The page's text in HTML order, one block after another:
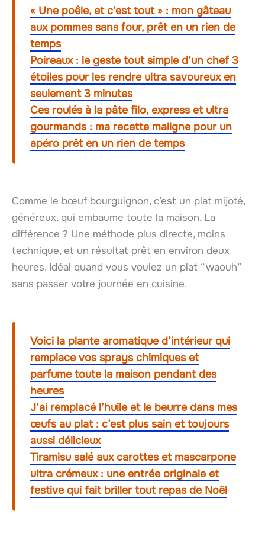
« Une poêle, et c’est tout » : mon gâteau
aux pommes sans four, prêt en un rien de
temps
Poireaux : le geste tout simple d’un chef 3
étoiles pour les rendre ultra savoureux en
seulement 3 minutes
Ces roulés à la pâte filo, express et ultra
gourmands : ma recette maligne pour un
apéro prêt en un rien de temps
Comme le bœuf bourguignon, c’est un plat mijoté,
généreux, qui embaume toute la maison. La
différence ? Une méthode plus directe, moins
technique, et un résultat prêt en environ deux
heures. Idéal quand vous voulez un plat “waouh”
sans passer votre journée en cuisine.
Voici la plante aromatique d’intérieur qui
remplace vos sprays chimiques et
parfume toute la maison pendant des
heures
J’ai remplacé l’huile et le beurre dans mes
œufs au plat : c’est plus sain et toujours
aussi délicieux
Tiramisu salé aux carottes et mascarpone
ultra crémeux : une entrée originale et
festive qui fait briller tout repas de Noël